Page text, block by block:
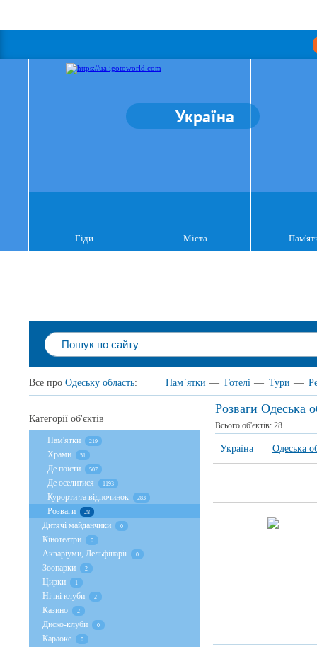
Україна
Гіди Міста
Все про Одеську область: Пам`ятки — Готелі — Тури —
Розваги Одеська
Всього об'єктів: 28
Україна Одеська
Категорії об'єктів
Пам'ятки 219
Храми 51
Де поїсти 507
Де оселитися 1193
Курорти та відпочинок 283
Розваги 28
Дитячі майданчики 0
Кінотеатри 0
Акваріуми, Дельфінарії 0
Зоопарки 2
Цирки 1
Нічні клуби 2
Казино 2
Диско-клуби 0
Караоке 0